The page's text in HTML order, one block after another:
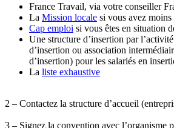
France Travail, via votre conseiller
La Mission locale si vous avez moins
Cap emploi si vous êtes en situation
Une structure d’insertion par
d’insertion ou association
d’insertion) pour les salariés en
La liste exhaustive
2 – Contactez la structure d’accueil
3 – Signez la convention avec l’organisme